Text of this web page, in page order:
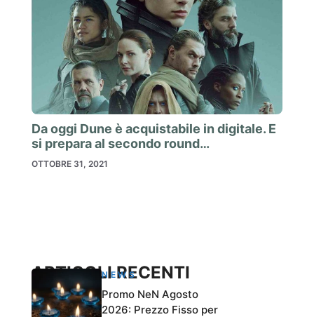
Da oggi Dune è acquistabile in digitale. E
si prepara al secondo round…
OTTOBRE 31, 2021
ARTICOLI RECENTI
NEWS
Promo NeN Agosto
2026: Prezzo Fisso per